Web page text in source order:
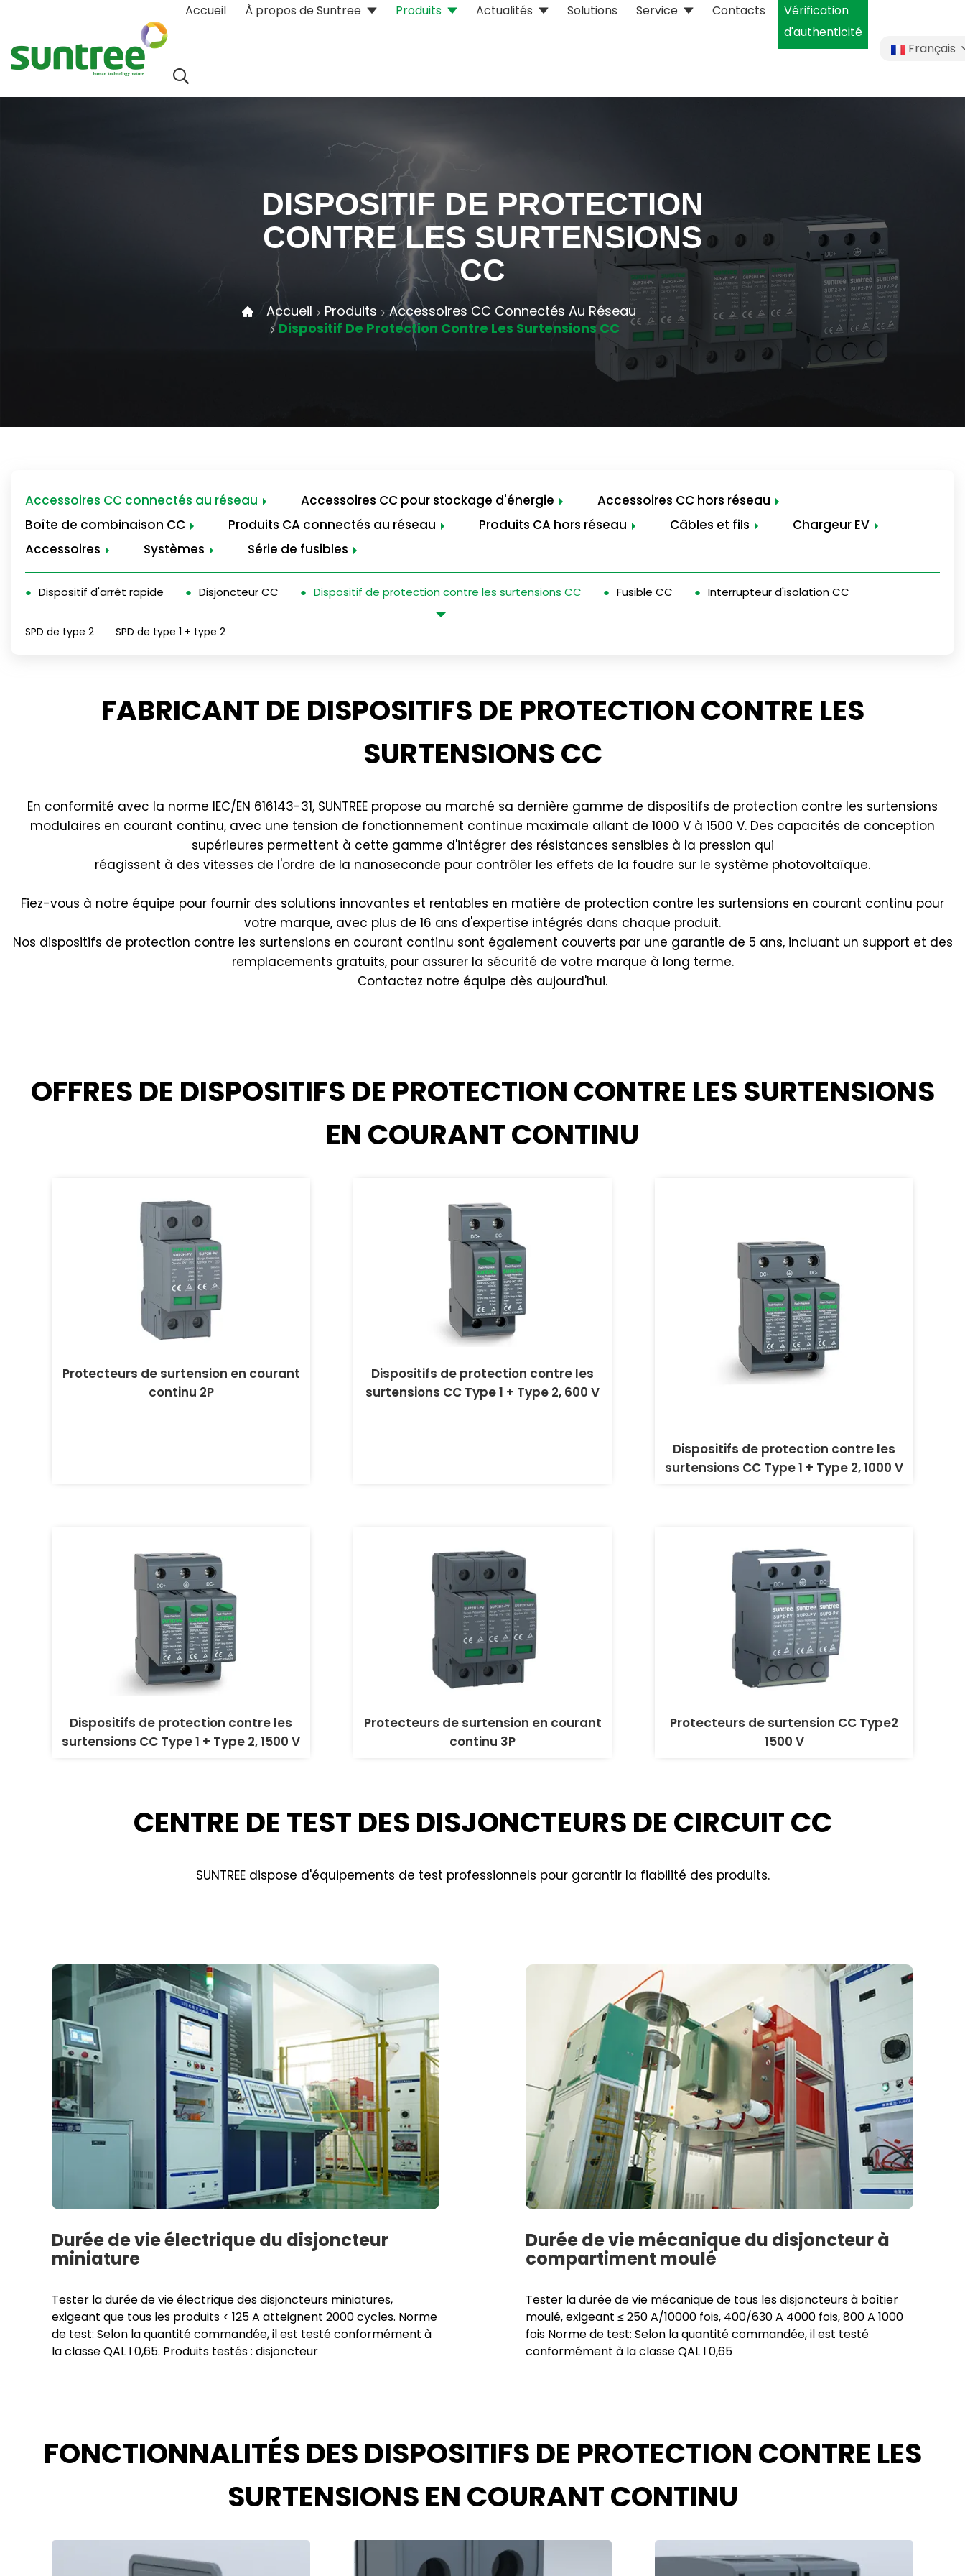
Accueil À propos de Suntree Produits Actualités Solutions Service Contacts
Vérification
d'authenticité
Français
DISPOSITIF DE PROTECTION
CONTRE LES SURTENSIONS
CC
Accueil Produits
Accessoires CC Connectés Au Réseau
Dispositif De Protection Contre Les Surtensions CC
Accessoires CC connectés au réseau Accessoires CC pour stockage d'énergie
Accessoires CC hors réseau
Boîte de combinaison CC
Produits CA connectés au réseau Produits CA hors réseau Câbles et fils
Chargeur EV
Accessoires
Systèmes Série de fusibles
Dispositif d'arrêt rapide Disjoncteur CC Dispositif de protection contre les surtensions CC Fusible CC Interrupteur d'isolation CC
SPD de type 2 SPD de type 1 + type 2
FABRICANT DE DISPOSITIFS DE PROTECTION CONTRE LES
SURTENSIONS CC
En conformité avec la norme IEC/EN 616143-31, SUNTREE propose au marché sa dernière gamme de dispositifs de protection contre les surtensions
modulaires en courant continu, avec une tension de fonctionnement continue maximale allant de 1000 V à 1500 V. Des capacités de conception
supérieures permettent à cette gamme d'intégrer des résistances sensibles à la pression qui
réagissent à des vitesses de l'ordre de la nanoseconde pour contrôler les effets de la foudre sur le système photovoltaïque.
Fiez-vous à notre équipe pour fournir des solutions innovantes et rentables en matière de protection contre les surtensions en courant continu pour
votre marque, avec plus de 16 ans d'expertise intégrés dans chaque produit.
Nos dispositifs de protection contre les surtensions en courant continu sont également couverts par une garantie de 5 ans, incluant un support et des
remplacements gratuits, pour assurer la sécurité de votre marque à long terme.
Contactez notre équipe dès aujourd'hui.
OFFRES DE DISPOSITIFS DE PROTECTION CONTRE LES SURTENSIONS
EN COURANT CONTINU
Protecteurs de surtension en courant
continu 2P
Dispositifs de protection contre les
surtensions CC Type 1 + Type 2, 600 V
Dispositifs de protection contre les
surtensions CC Type 1 + Type 2, 1000 V
Dispositifs de protection contre les
surtensions CC Type 1 + Type 2, 1500 V
Protecteurs de surtension en courant
continu 3P
Protecteurs de surtension CC Type2
1500 V
CENTRE DE TEST DES DISJONCTEURS DE CIRCUIT CC
SUNTREE dispose d'équipements de test professionnels pour garantir la fiabilité des produits.
Durée de vie électrique du disjoncteur
miniature
Tester la durée de vie électrique des disjoncteurs miniatures,
exigeant que tous les produits < 125 A atteignent 2000 cycles. Norme
de test: Selon la quantité commandée, il est testé conformément à
la classe QAL I 0,65. Produits testés : disjoncteur
Durée de vie mécanique du disjoncteur à
compartiment moulé
Tester la durée de vie mécanique de tous les disjoncteurs à boîtier
moulé, exigeant ≤ 250 A/10000 fois, 400/630 A 4000 fois, 800 A 1000
fois Norme de test: Selon la quantité commandée, il est testé
conformément à la classe QAL I 0,65
FONCTIONNALITÉS DES DISPOSITIFS DE PROTECTION CONTRE LES
SURTENSIONS EN COURANT CONTINU